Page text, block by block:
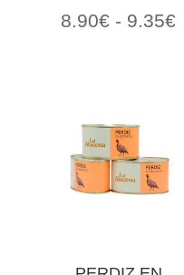
8.90€ - 9.35€